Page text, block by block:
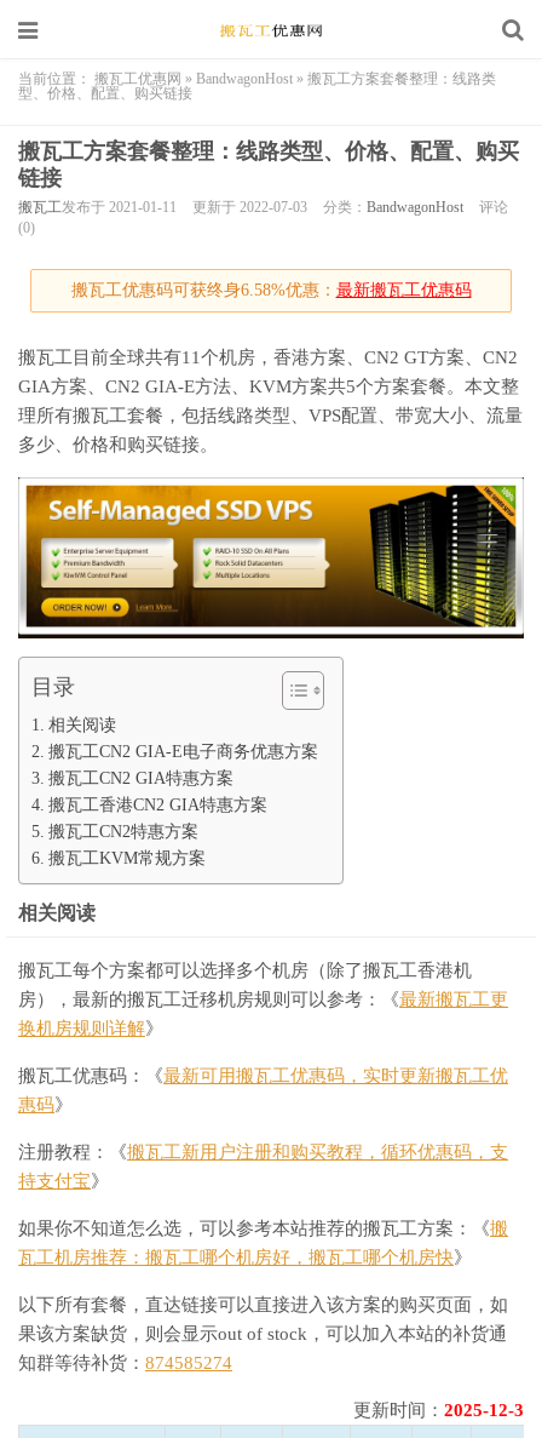
当前位置： 搬瓦工优惠网 » BandwagonHost » 搬瓦工方案套餐整理：线路类
型、价格、配置、购买链接
搬瓦工方案套餐整理：线路类型、价格、配置、购买
链接
搬瓦工发布于 2021-01-11 更新于 2022-07-03 分类： BandwagonHost
评论
(0)
搬瓦工优惠码可获终身6.58%优惠： 最新搬瓦工优惠码
搬瓦工目前全球共有11个机房，香港方案、CN2 GT方案、CN2
GIA方案、CN2 GIA-E方法、KVM方案共5个方案套餐。本文整
理所有搬瓦工套餐，包括线路类型、VPS配置、带宽大小、流量
多少、价格和购买链接。
目录
相关阅读
搬瓦工CN2 GIA-E电子商务优惠方案
搬瓦工CN2 GIA特惠方案
搬瓦工香港CN2 GIA特惠方案
搬瓦工CN2特惠方案
搬瓦工KVM常规方案
相关阅读
搬瓦工每个方案都可以选择多个机房（除了搬瓦工香港机
房），最新的搬瓦工迁移机房规则可以参考：《最新搬瓦工更
换机房规则详解》
搬瓦工优惠码：《最新可用搬瓦工优惠码，实时更新搬瓦工优
惠码》
注册教程：《搬瓦工新用户注册和购买教程，循环优惠码，支
持支付宝》
如果你不知道怎么选，可以参考本站推荐的搬瓦工方案：《搬
瓦工机房推荐：搬瓦工哪个机房好，搬瓦工哪个机房快》
以下所有套餐，直达链接可以直接进入该方案的购买页面，如
果该方案缺货，则会显示out of stock，可以加入本站的补货通
知群等待补货： 874585274
更新时间： 2025-12-3